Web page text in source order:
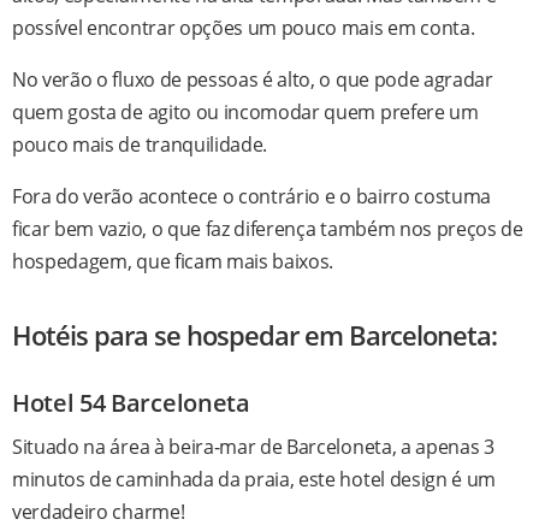
possível encontrar opções um pouco mais em conta.
No verão o fluxo de pessoas é alto, o que pode agradar
quem gosta de agito ou incomodar quem prefere um
pouco mais de tranquilidade.
Fora do verão acontece o contrário e o bairro costuma
ficar bem vazio, o que faz diferença também nos preços de
hospedagem, que ficam mais baixos.
Hotéis para se hospedar em Barceloneta:
Hotel 54 Barceloneta
Situado na área à beira-mar de Barceloneta, a apenas 3
minutos de caminhada da praia, este hotel design é um
verdadeiro charme!